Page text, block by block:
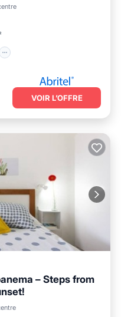
VOIR L’OFFRE
– Steps from